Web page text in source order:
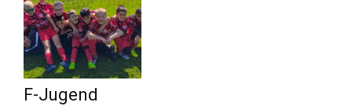
F-Jugend